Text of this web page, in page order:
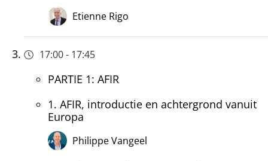
Etienne Rigo
17:00- 17:45
PARTIE 1: AFIR
1. AFIR, introductie en achtergrond vanuit
Europa
Philippe Vangeel